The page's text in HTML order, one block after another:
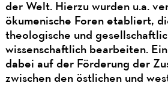
der Welt. Hierzu wurden u.a.
ökumenische Foren etabliert,
theologische und
wissenschaftlich bearbeiten.
dabei auf der Förderung der
zwischen den östlichen und